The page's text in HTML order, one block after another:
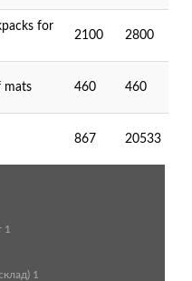
for
2100 2800
mats 460 460
867 20533
1
1